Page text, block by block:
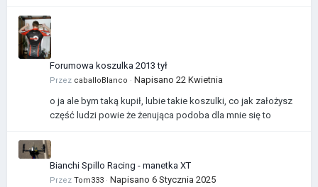
Forumowa koszulka 2013 tył
Przez caballoBlanco · Napisano 22 Kwietnia
o ja ale bym taką kupił, lubie takie koszulki, co jak założysz
część ludzi powie że żenująca podoba dla mnie się to
Bianchi Spillo Racing - manetka XT
Przez Tom333 · Napisano 6 Stycznia 2025